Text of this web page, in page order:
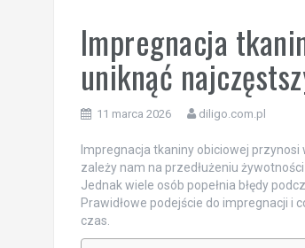
Impregnacja
uniknąć
11 marca 2026 diligo.com.pl
Impregnacja tkaniny obiciowej
zależy nam na przedłużeniu
Jednak wiele osób popełnia błędy
Prawidłowe podejście do impregnacji i
czas.